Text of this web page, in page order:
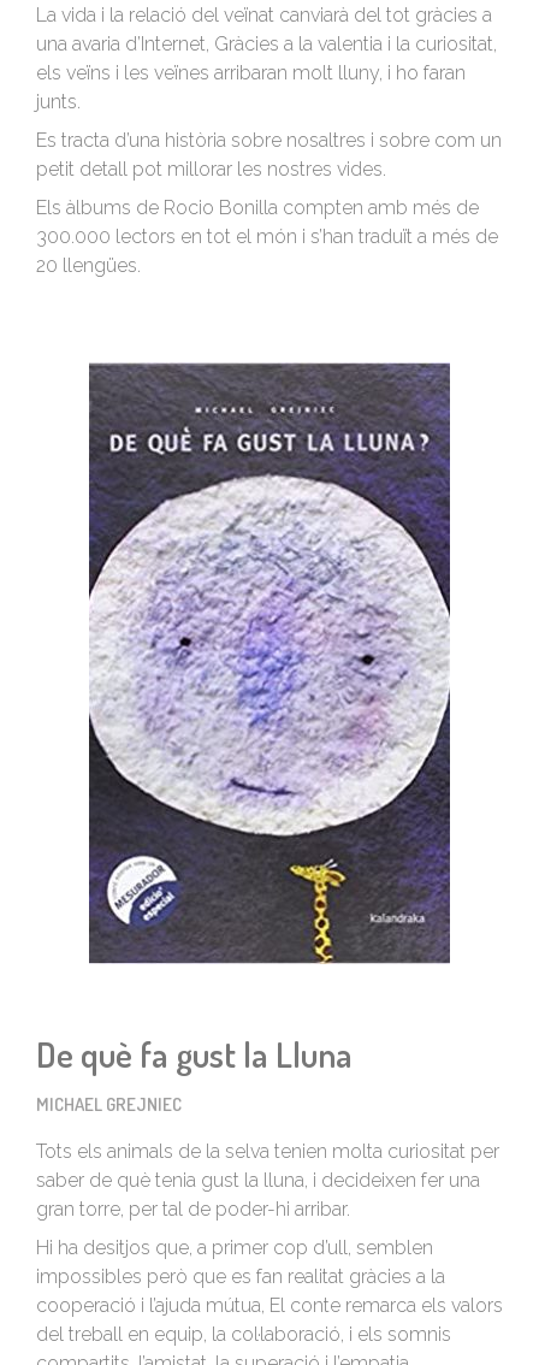
La vida i la relació del veïnat canviarà del tot gràcies a
una avaria d’Internet, Gràcies a la valentia i la curiositat,
els veïns i les veïnes arribaran molt lluny, i ho faran
junts.
Es tracta d’una història sobre nosaltres i sobre com un
petit detall pot millorar les nostres vides.
Els àlbums de Rocio Bonilla compten amb més de
300.000 lectors en tot el món i s’han traduït a més de
20 llengües.
De què fa gust la Lluna
MICHAEL GREJNIEC
Tots els animals de la selva tenien molta curiositat per
saber de què tenia gust la lluna, i decideixen fer una
gran torre, per tal de poder-hi arribar.
Hi ha desitjos que, a primer cop d’ull, semblen
impossibles però que es fan realitat gràcies a la
cooperació i l’ajuda mútua, El conte remarca els valors
del treball en equip, la col·laboració, i els somnis